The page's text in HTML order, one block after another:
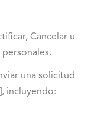
Cancelar u
una solicitud
incluyendo: